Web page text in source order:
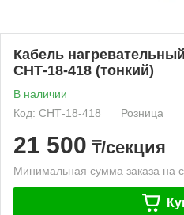
Кабель
СНТ-18-418 (тонкий)
В наличии
Код: СНТ-18-418
Розница
21 500 ₸/секция
Минимальная сумма заказа на